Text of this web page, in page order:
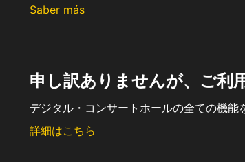
Saber más
申し訳ありませんが、ご利
デジタル・コンサートホールの全ての機能
詳細はこちら